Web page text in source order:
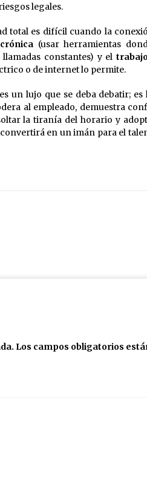
legales.
total es difícil cuando la
(usar herramientas
constantes) y el
o de internet lo permite.
un lujo que se deba debatir; es
al empleado, demuestra
la tiranía del horario y
en un imán para el
Los campos obligatorios